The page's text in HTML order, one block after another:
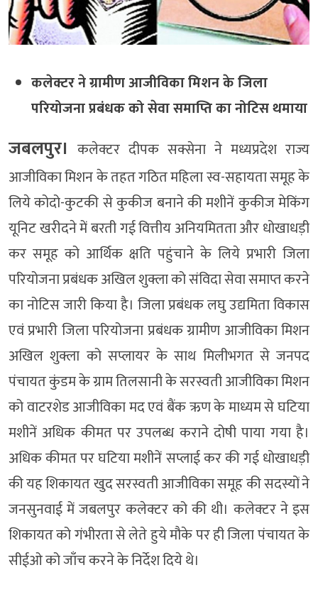
कलेक्टर ने ग्रामीण आजीविका मिशन के जिला
परियोजना प्रबंधक को सेवा समाप्ति का नोटिस थमाया
जबलपुर। कलेक्टर दीपक सक्सेना ने मध्यप्रदेश राज्य
आजीविका मिशन के तहत गठित महिला स्व-सहायता समूह के
लिये कोदो-कुटकी से कुकीज बनाने की मशीनें कुकीज मेकिंग
यूनिट खरीदने में बरती गई वित्तीय अनियमितता और धोखाधड़ी
कर समूह को आर्थिक क्षति पहुंचाने के लिये प्रभारी जिला
परियोजना प्रबंधक अखिल शुक्ला को संविदा सेवा समाप्त करने
का नोटिस जारी किया है। जिला प्रबंधक लघु उद्यमिता विकास
एवं प्रभारी जिला परियोजना प्रबंधक ग्रामीण आजीविका मिशन
अखिल शुक्ला को सप्लायर के साथ मिलीभगत से जनपद
पंचायत कुंडम के ग्राम तिलसानी के सरस्वती आजीविका मिशन
को वाटरशेड आजीविका मद एवं बैंक ऋण के माध्यम से घटिया
मशीनें अधिक कीमत पर उपलब्ध कराने दोषी पाया गया है।
अधिक कीमत पर घटिया मशीनें सप्लाई कर की गई धोखाधड़ी
की यह शिकायत खुद सरस्वती आजीविका समूह की सदस्यों ने
जनसुनवाई में जबलपुर कलेक्टर को की थी। कलेक्टर ने इस
शिकायत को गंभीरता से लेते हुये मौके पर ही जिला पंचायत के
सीईओ को जाँच करने के निर्देश दिये थे।